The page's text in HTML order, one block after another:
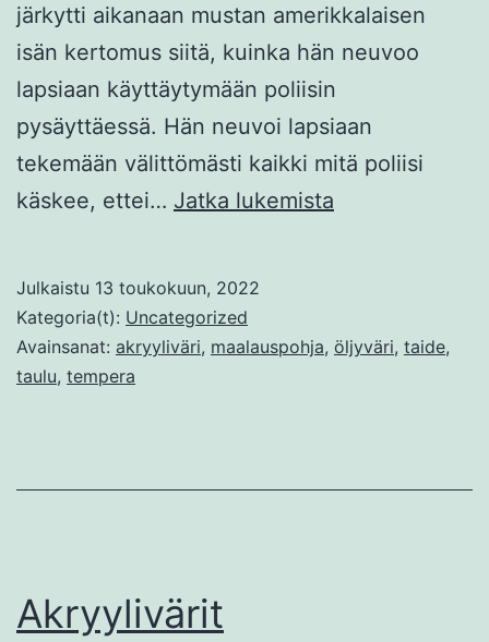
järkytti aikanaan mustan amerikkalaisen
isän kertomus siitä, kuinka hän neuvoo
lapsiaan käyttäytymään poliisin
pysäyttäessä. Hän neuvoi lapsiaan
tekemään välittömästi kaikki mitä poliisi
käskee, ettei… Jatka lukemista
Julkaistu 13 toukokuun, 2022
Kategoria(t): Uncategorized
Avainsanat: akryyliväri, maalauspohja, öljyväri, taide,
taulu, tempera
Akryylivärit